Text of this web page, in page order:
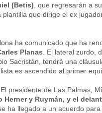
(Betis) , que regresarán a
que dirige el ex
ha comunicado que ha
Planas . El lateral zurdo,
Sacristán, tendrá una
es ascendido al primer
El presidente de Las Palmas,
Herner y Ruymán, y el
ha llegado a un acuerdo para